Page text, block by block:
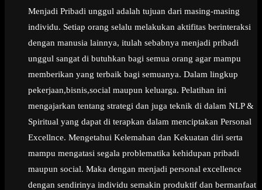
Menjadi Pribadi unggul adalah tujuan dari masing-masing
individu. Setiap orang selalu melakukan aktifitas berinteraksi
dengan manusia lainnya, itulah sebabnya menjadi pribadi
unggul sangat di butuhkan bagi semua orang agar mampu
memberikan yang terbaik bagi semuanya. Dalam lingkup
pekerjaan,bisnis,social maupun keluarga. Pelatihan ini
mengajarkan tentang strategi dan juga teknik di dalam NLP &
Spiritual yang dapat di terapkan dalam menciptakan Personal
Excellnce. Mengetahui Kelemahan dan Kekuatan diri serta
mampu mengatasi segala problematika kehidupan pribadi
maupun social. Maka dengan menjadi personal excellence
dengan sendirinya individu semakin produktif dan bermanfaat